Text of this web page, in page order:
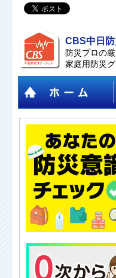
CBS中日
防災プロの
家庭用防災